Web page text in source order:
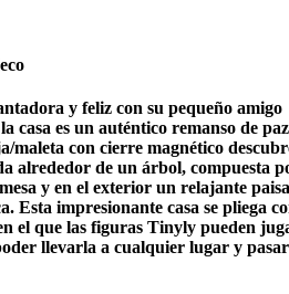
y feliz con su pequeño amigo
casa es un auténtico remanso de
con cierre magnético
alrededor de un árbol, compuesta
y en el exterior un relajante
Esta impresionante casa se pliega
el que las figuras Tinyly pueden
llevarla a cualquier lugar y pasar